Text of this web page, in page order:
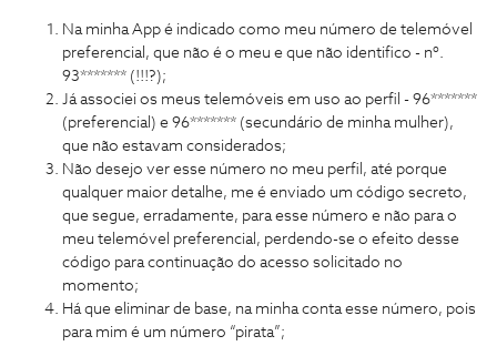
Na minha App é indicado como meu número de telemóvel
preferencial, que não é o meu e que não identifico - nº.
93******* (!!!?);
Já associei os meus telemóveis em uso ao perfil - 96*******
(preferencial) e 96******* (secundário de minha mulher),
que não estavam considerados;
Não desejo ver esse número no meu perfil, até porque
qualquer maior detalhe, me é enviado um código secreto,
que segue, erradamente, para esse número e não para o
meu telemóvel preferencial, perdendo-se o efeito desse
código para continuação do acesso solicitado no
momento;
Há que eliminar de base, na minha conta esse número, pois
para mim é um número “pirata”;